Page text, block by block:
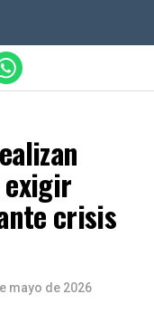
exigir
crisis
mayo de 2026